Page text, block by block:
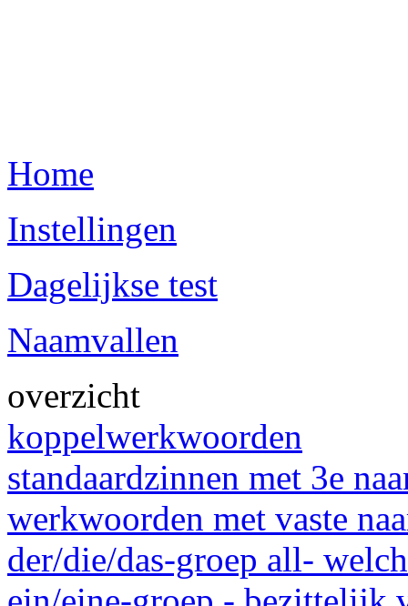
Home
Instellingen
Dagelijkse test
Naamvallen
overzicht
koppelwerkwoorden
standaardzinnen met 3e
werkwoorden met vaste
der/die/das-groep all-